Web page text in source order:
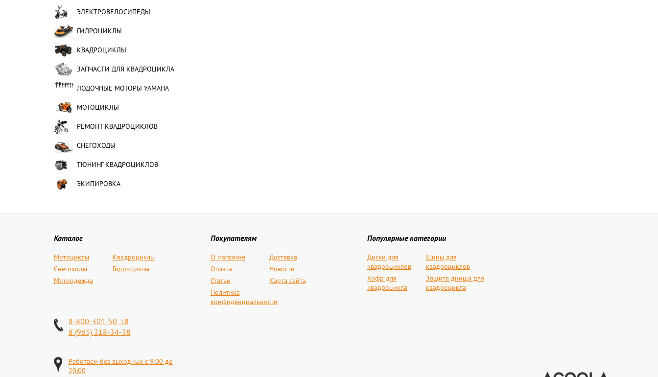
ЭЛЕКТРОВЕЛОСИПЕДЫ
ГИДРОЦИКЛЫ
КВАДРОЦИКЛЫ
ЗАПЧАСТИ ДЛЯ КВАДРОЦИКЛА
ЛОДОЧНЫЕ МОТОРЫ YAMAHA
МОТОЦИКЛЫ
РЕМОНТ КВАДРОЦИКЛОВ
СНЕГОХОДЫ
ТЮНИНГ КВАДРОЦИКЛОВ
ЭКИПИРОВКА
Каталог
Мотоциклы
Квадроциклы
Снегоходы
Гидроциклы
Мотоодежда
Покупателям
О магазине
Доставка
Оплата
Новости
Статьи
Карта сайта
Политика
конфиденциальности
Популярные категории
Диски для
квадроциклов
Шины для
квадроциклов
Кофр для
квадроцикла
Защита днища для
квадроцикла
8-800-301-50-58
8 (965) 318-34-38
Работаем без выходных с 9:00 до
20:00